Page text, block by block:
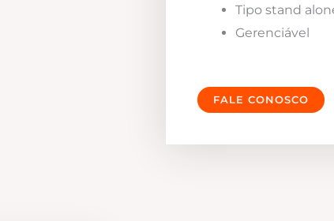
Tipo stand
Gerenciável
FALE CONOSCO